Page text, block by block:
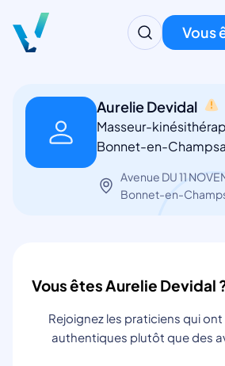
Vous
Aurelie Devidal
Masseur-
Bonnet-en-
Avenue DU 11
Bonnet-en-
Vous êtes Aurelie Devidal
Rejoignez les praticiens qui
authentiques plutôt que des